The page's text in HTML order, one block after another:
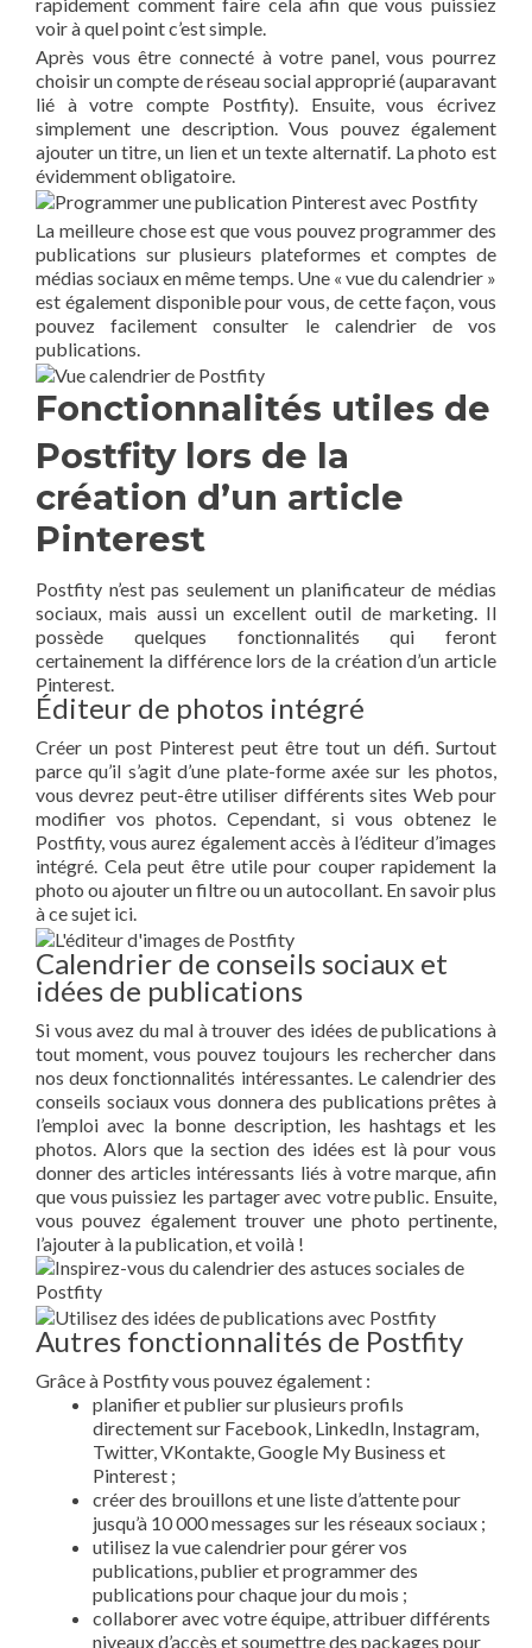
voir à quel point c’est simple.
Après vous être connecté à votre panel, vous pourrez
choisir un compte de réseau social approprié (auparavant
lié à votre compte Postfity). Ensuite, vous écrivez
simplement une description. Vous pouvez également
ajouter un titre, un lien et un texte alternatif. La photo est
évidemment obligatoire.
La meilleure chose est que vous pouvez programmer des
publications sur plusieurs plateformes et comptes de
médias sociaux en même temps. Une « vue du calendrier »
est également disponible pour vous, de cette façon, vous
pouvez facilement consulter le calendrier de vos
publications.
Fonctionnalités utiles de
Postfity lors de la
création d’un article
Pinterest
Postfity n’est pas seulement un planificateur de médias
sociaux, mais aussi un excellent outil de marketing. Il
possède quelques fonctionnalités qui feront
certainement la différence lors de la création d’un article
Pinterest.
Éditeur de photos intégré
Créer un post Pinterest peut être tout un défi. Surtout
parce qu’il s’agit d’une plate-forme axée sur les photos,
vous devrez peut-être utiliser différents sites Web pour
modifier vos photos. Cependant, si vous obtenez le
Postfity, vous aurez également accès à l’éditeur d’images
intégré. Cela peut être utile pour couper rapidement la
photo ou ajouter un filtre ou un autocollant. En savoir plus
à ce sujet ici.
Calendrier de conseils sociaux et
idées de publications
Si vous avez du mal à trouver des idées de publications à
tout moment, vous pouvez toujours les rechercher dans
nos deux fonctionnalités intéressantes. Le calendrier des
conseils sociaux vous donnera des publications prêtes à
l’emploi avec la bonne description, les hashtags et les
photos. Alors que la section des idées est là pour vous
donner des articles intéressants liés à votre marque, afin
que vous puissiez les partager avec votre public. Ensuite,
vous pouvez également trouver une photo pertinente,
l’ajouter à la publication, et voilà !
Autres fonctionnalités de Postfity
Grâce à Postfity vous pouvez également :
planifier et publier sur plusieurs profils
directement sur Facebook, LinkedIn, Instagram,
Twitter, VKontakte, Google My Business et
Pinterest ;
créer des brouillons et une liste d’attente pour
jusqu’à 10 000 messages sur les réseaux sociaux ;
utilisez la vue calendrier pour gérer vos
publications, publier et programmer des
publications pour chaque jour du mois ;
collaborer avec votre équipe, attribuer différents
niveaux d’accès et soumettre des packages pour